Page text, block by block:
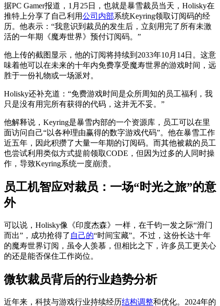
据PC Gamer报道，1月25日，也就是暴雪裁员当天，Holisky在
推特上分享了自己利用公司内部系统Keyring领取订阅码的经
历。他表示：“我意识到裁员的发生后，立刻用完了所有未激
活的一年期《魔寿世界》预付订阅码。”
他上传的截图显示，他的订阅将持续到2033年10月14日。这意
味着他可以在未来的十年内免费享受魔寿世界的游戏时间，远
胜于一份礼物或一场派对。
Holisky还补充道：“免费游戏时间是众所周知的员工福利，我
只是没有用完所有获得的代码，这并无不妥。”
他解释说，Keyring是暴雪内部的一个资源库，员工可以在里
面访问自己“以各种理由赢得的数字游戏代码”。他在暴雪工作
近五年，因此积攒了大量一年期的订阅码。而其他被裁的员工
也尝试利用类似方式提前领取CODE，但因为过多的人同时操
作，导致Keyring系统一度崩溃。
员工机智应对裁员：一场“时光之旅”的意
外
可以说，Holisky像《印度杰森》一样，在千钧一发之际“滑门
而出”，成功抢得了 自己的“时间宝藏”。不过，这份长达十年
的魔寿世界订阅，虽令人羡慕，但相比之下，许多员工更关心
的还是能否保住工作岗位。
微软裁员背后的行业趋势分析
近年来，科技与游戏行业持续经历结构调整和优化。2024年的